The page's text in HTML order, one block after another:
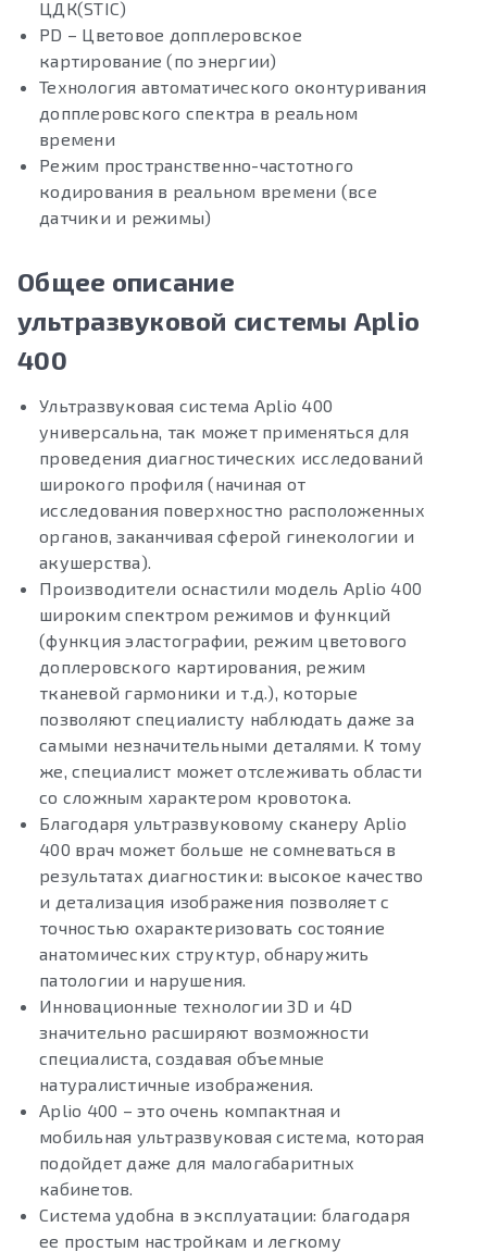
ЦДК(STIC)
PD – Цветовое допплеровское
картирование (по энергии)
Технология автоматического оконтуривания
допплеровского спектра в реальном
времени
Режим пространственно-частотного
кодирования в реальном времени (все
датчики и режимы)
Общее описание
ультразвуковой системы Aplio
400
Ультразвуковая система Aplio 400
универсальна, так может применяться для
проведения диагностических исследований
широкого профиля (начиная от
исследования поверхностно расположенных
органов, заканчивая сферой гинекологии и
акушерства).
Производители оснастили модель Aplio 400
широким спектром режимов и функций
(функция эластографии, режим цветового
доплеровского картирования, режим
тканевой гармоники и т.д.), которые
позволяют специалисту наблюдать даже за
самыми незначительными деталями. К тому
же, специалист может отслеживать области
со сложным характером кровотока.
Благодаря ультразвуковому сканеру Aplio
400 врач может больше не сомневаться в
результатах диагностики: высокое качество
и детализация изображения позволяет с
точностью охарактеризовать состояние
анатомических структур, обнаружить
патологии и нарушения.
Инновационные технологии 3D и 4D
значительно расширяют возможности
специалиста, создавая объемные
натуралистичные изображения.
Aplio 400 – это очень компактная и
мобильная ультразвуковая система, которая
подойдет даже для малогабаритных
кабинетов.
Система удобна в эксплуатации: благодаря
ее простым настройкам и легкому